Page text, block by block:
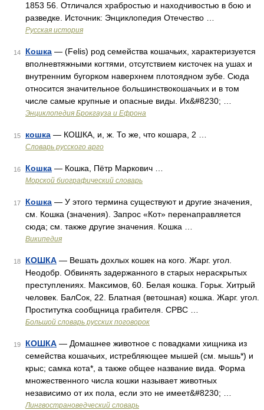
1853 56. Отличался храбростью и находчивостью в бою и
разведке. Источник: Энциклопедия Отечество …
Русская история
14 Кошка — (Felis) род семейства кошачьих, характеризуется
вполневтяжными когтями, отсутствием кисточек на ушах и
внутренним бугорком наверхнем плотоядном зубе. Сюда
относится значительное большинствокошачьих и в том
числе самые крупные и опасные виды. Их&#8230; …
Энциклопедия Брокгауза и Ефрона
15 кошка — КОШКА, и, ж. То же, что кошара, 2 …
Словарь русского арго
16 Кошка — Кошка, Пётр Маркович …
Морской биографический словарь
17 Кошка — У этого термина существуют и другие значения,
см. Кошка (значения). Запрос «Кот» перенаправляется
сюда; см. также другие значения. Кошка …
Википедия
18 КОШКА — Вешать дохлых кошек на кого. Жарг. угол.
Неодобр. Обвинять задержанного в старых нераскрытых
преступлениях. Максимов, 60. Белая кошка. Горьк. Хитрый
человек. БалСок, 22. Блатная (ветошная) кошка. Жарг. угол.
Проститутка сообщница грабителя. СРВС …
Большой словарь русских поговорок
19 КОШКА — Домашнее животное с повадками хищника из
семейства кошачьих, истребляющее мышей (см. мышь*) и
крыс; самка кота*, а также общее название вида. Форма
множественного числа кошки называет животных
независимо от их пола, если это не имеет&#8230; …
Лингвострановедческий словарь